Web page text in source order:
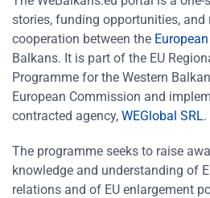
stories, funding opportunities,
cooperation between the
Balkans. It is part of the EU
Programme for the Western
European Commission and
contracted agency, WEGlobal SRL.
The programme seeks to raise
knowledge and understanding of
relations and of EU enlargement